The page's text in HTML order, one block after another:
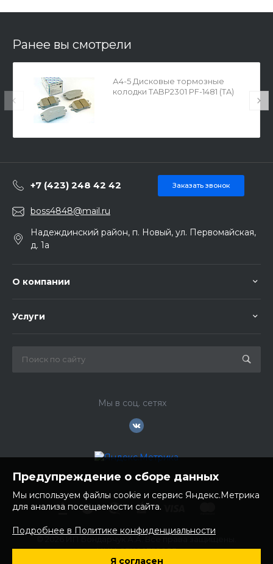
Ранее вы смотрели
А4-5 Дисковые тормозные
колодки TABP2301 PF-1481 (TA)
+7 (423) 248 42 42 Заказать звонок
boss4848@mail.ru
Надеждинский район, п. Новый, ул. Первомайская,
д. 1а
О компании
Услуги
Мы в соц. сетях
ИНН: 252100758085
Предупреждение о сборе данных
Мы используем файлы cookie и сервис Яндекс.Метрика
для анализа посещаемости сайта.
Подробнее в Политике конфиденциальности
Я согласен